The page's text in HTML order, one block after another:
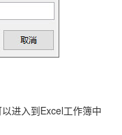
进入到Excel工作簿中